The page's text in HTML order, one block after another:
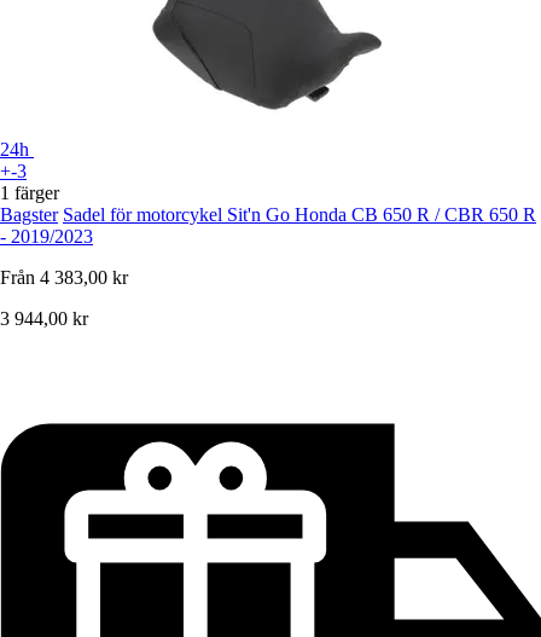
24h
+-3
1 färger
Bagster Sadel för motorcykel Sit'n Go Honda CB 650 R / CBR 650 R
- 2019/2023
Från 4 383,00 kr
3 944,00 kr